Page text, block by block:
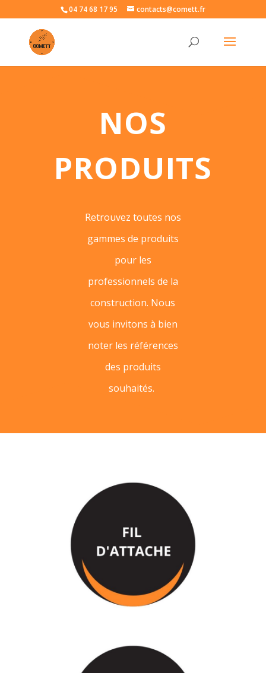
04 74 68 17 95 contacts@comett.fr
NOS
PRODUITS
Retrouvez toutes nos
gammes de produits
pour les
professionnels de la
construction. Nous
vous invitons à bien
noter les références
des produits
souhaités.